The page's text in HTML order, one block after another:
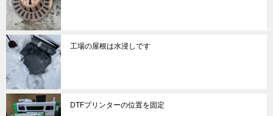
工場の屋根は水浸しです
DTFプリンターの位置を固定